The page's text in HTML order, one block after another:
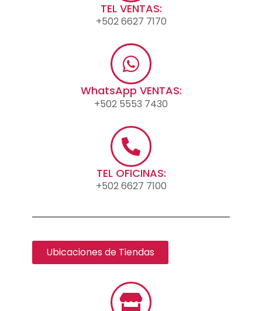
TEL VENTAS:
+502 6627 7170
WhatsApp VENTAS:
+502 5553 7430
TEL OFICINAS:
+502 6627 7100
Ubicaciones de Tiendas